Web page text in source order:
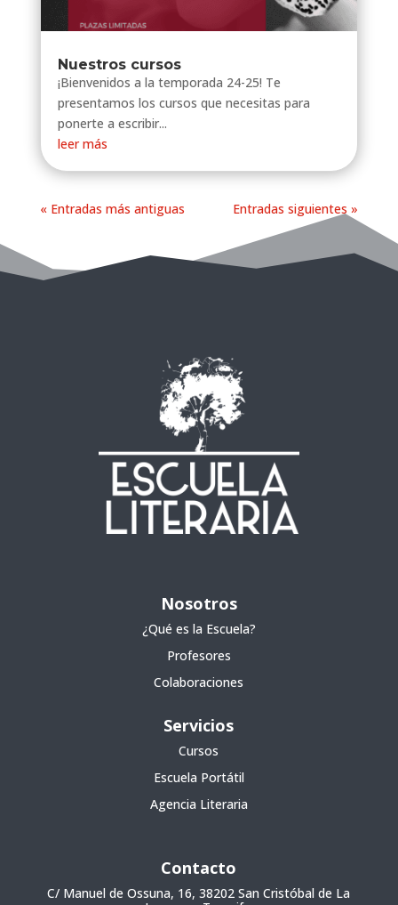
Nuestros cursos
¡Bienvenidos a la temporada 24-25! Te
presentamos los cursos que necesitas para
ponerte a escribir...
leer más
« Entradas más antiguas Entradas siguientes »
Nosotros
¿Qué es la Escuela?
Profesores
Colaboraciones
Servicios
Cursos
Escuela Portátil
Agencia Literaria
Contacto
C/ Manuel de Ossuna, 16, 38202 San Cristóbal de La